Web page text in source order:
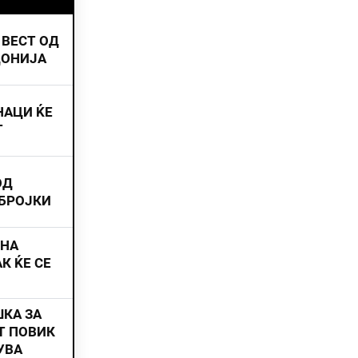
ОД
ЌЕ
ЌЕ СЕ
ЗА
ПОВИК